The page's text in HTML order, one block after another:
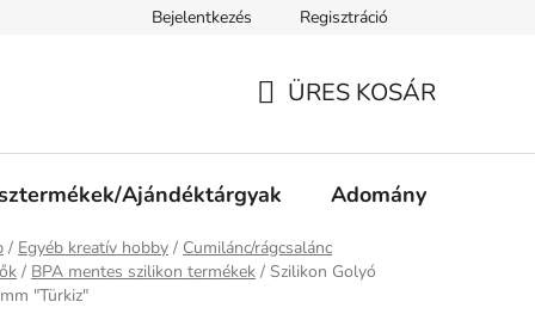
Jogi nyilatkozat Impresszum
Bejelentkezés Regisztráció
ÜRES KOSÁR
Ajándéktárgyak Adomány
/ Egyéb kreatív hobby / Cumilánc/rágcsalánc
/ BPA mentes szilikon termékek / Szilikon Golyó
"Türkiz"